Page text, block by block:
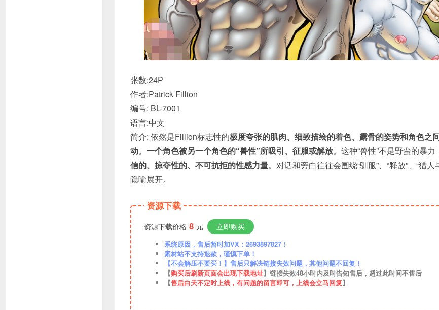
张数:24P
作者:Patrick Fillion
编号: BL-7001
语言:中文
简介: 依然是Fillion标志性的极度夸张的肌肉、细致描绘的着色、露骨的姿势和角色之
动。 一个角色被另一个角色的“兽性”所吸引、征服或解放。这种“兽性”不是野蛮的暴
信的、掠夺性的、不可抗拒的性感力量。对话和旁白往往会围绕“驯服”、“释放”、“猎人
隐喻展开。
资源下载
资源下载价格 8 元 立即购买
系统原因，售后暂时加VX：2693897827 ！
素材站不支持退款，谨慎下单！
【不会解压不要买！】售后只解决链接失效问题，其他问题不回复！
【购买后刷新页面会出现下载地址】链接失效48小时内及时告知售后，超过此时间不售后
【售后白天不定时上线，有问题的留言即可，上线会立马回复】